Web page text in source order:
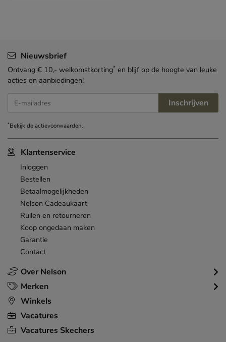
Over Nelson
Klantenservice
Inloggen
Bestellen
Betaalmogelijkheden
Nelson Cadeaukaart
Ruilen en retourneren
Koop ongedaan maken
Garantie
Contact
Merken
Winkels
Vacatures
Vacatures Skechers
Nieuwsbrief
Ontvang € 10,- welkomstkorting* en blijf op de hoogte van leuke
acties en aanbiedingen!
E-mailadres Inschrijven
*Bekijk deactievoorwaarden.